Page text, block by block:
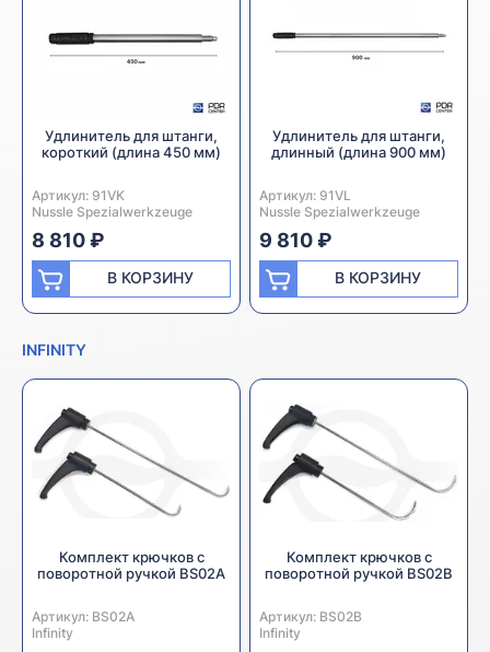
Удлинитель для штанги,
короткий (длина 450 мм)
Артикул: 91VK
Производитель:
Nussle Spezialwerkzeuge
8 810 ₽
В КОРЗИНУ
Удлинитель для штанги,
длинный (длина 900 мм)
Артикул: 91VL
Производитель:
Nussle Spezialwerkzeuge
9 810 ₽
В КОРЗИНУ
INFINITY
Комплект крючков с
поворотной ручкой BS02A
Артикул: BS02A
Производитель:
Infinity
Комплект крючков с
поворотной ручкой BS02B
Артикул: BS02B
Производитель:
Infinity